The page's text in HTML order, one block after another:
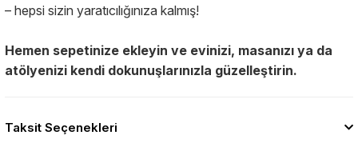
– hepsi sizin yaratıcılığınıza kalmış!
Hemen sepetinize ekleyin ve evinizi, masanızı ya da
atölyenizi kendi dokunuşlarınızla güzelleştirin.
Taksit Seçenekleri